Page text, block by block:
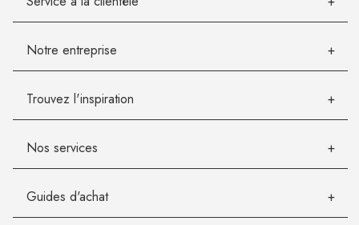
Notre entreprise
Trouvez l'inspiration
Nos services
Guides d'achat